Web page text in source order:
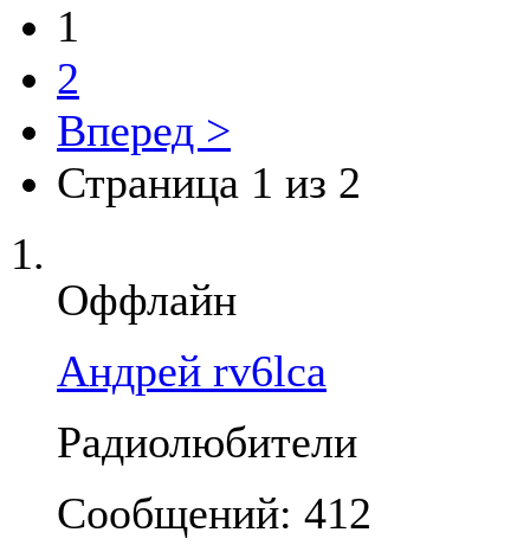
1
2
Вперед >
Страница 1 из 2
Оффлайн
Андрей rv6lca
Радиолюбители
Сообщений: 412